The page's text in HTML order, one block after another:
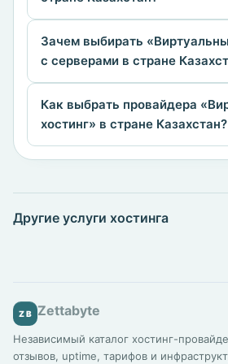
Зачем выбирать
с серверами в стране
Как выбрать провайдера
хостинг» в стране Казахстан?
Другие услуги хостинга
ZB Zettabyte
Независимый каталог хостинг-
отзывов, uptime, тарифов и